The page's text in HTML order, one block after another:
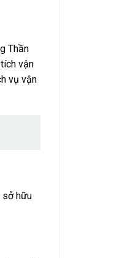
Thần
vận
vụ vận
sở hữu